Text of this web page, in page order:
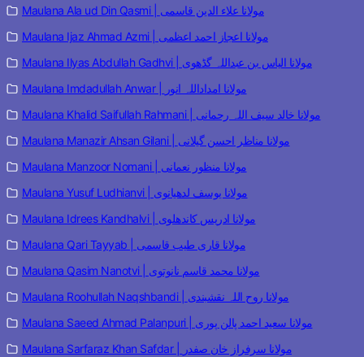
Maulana Ala ud Din Qasmi | مولانا علاء الدین قاسمی
Maulana Ijaz Ahmad Azmi | مولانا اعجاز احمد اعظمی
Maulana Ilyas Abdullah Gadhvi | مولانا الیاس بن عبداللہ گڈھوی
Maulana Imdadullah Anwar | مولانا امداداللہ انور
Maulana Khalid Saifullah Rahmani | مولانا خالد سیف اللہ رحمانی
Maulana Manazir Ahsan Gilani | مولانا مناظر احسن گیلانی
Maulana Manzoor Nomani | مولانا منظور نعمانی
Maulana Yusuf Ludhianvi | مولانا یوسف لدھیانوی
Maulana Idrees Kandhalvi | مولانا ادریس کاندھلوی
Maulana Qari Tayyab | مولانا قاری طیب قاسمی
Maulana Qasim Nanotvi | مولانا محمد قاسم نانوتوی
Maulana Roohullah Naqshbandi | مولانا روح اللہ نقشبندی
Maulana Saeed Ahmad Palanpuri | مولانا سعید احمد پالن پوری
Maulana Sarfaraz Khan Safdar | مولانا سرفراز خان صفدر